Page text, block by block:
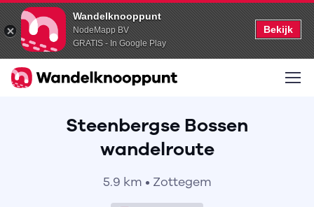
Wandelknooppunt
NodeMapp BV
GRATIS - In Google Play
Bekijk
Steenbergse Bossen
wandelroute
5.9 km • Zottegem